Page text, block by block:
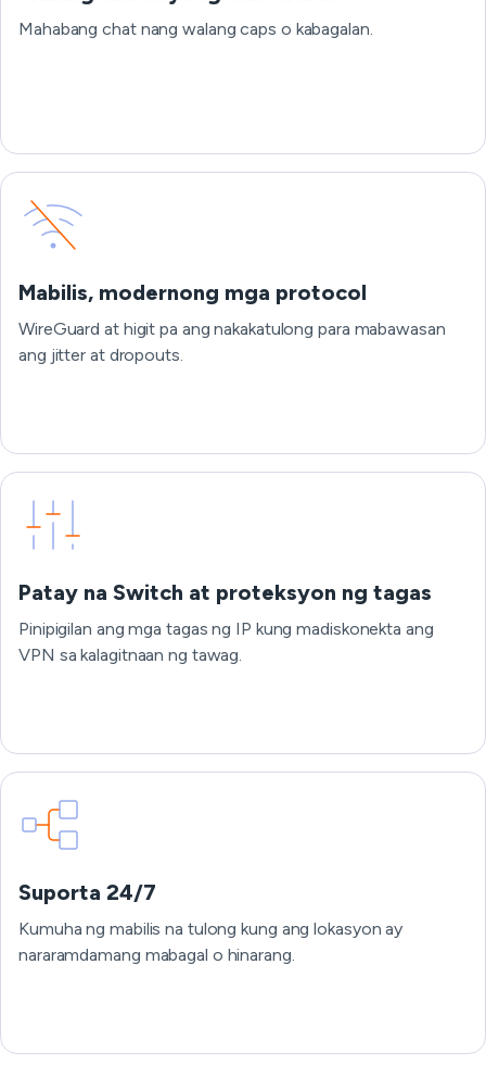
Mahabang chat nang walang caps o kabagalan.
Mabilis, modernong mga protocol
WireGuard at higit pa ang nakakatulong para mabawasan
ang jitter at dropouts.
Patay na Switch at proteksyon ng tagas
Pinipigilan ang mga tagas ng IP kung madiskonekta ang
VPN sa kalagitnaan ng tawag.
Suporta 24/7
Kumuha ng mabilis na tulong kung ang lokasyon ay
nararamdamang mabagal o hinarang.